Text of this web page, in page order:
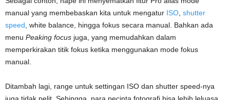
manual yang membebaskan kita untuk mengatur ISO, shutter
speed, white balance, hingga fokus secara manual. Bahkan ada
menu Peaking focus juga, yang memudahkan dalam
memperkirakan titik fokus ketika menggunakan mode fokus
manual.
Ditambah lagi, range untuk settingan ISO dan shutter speed-nya